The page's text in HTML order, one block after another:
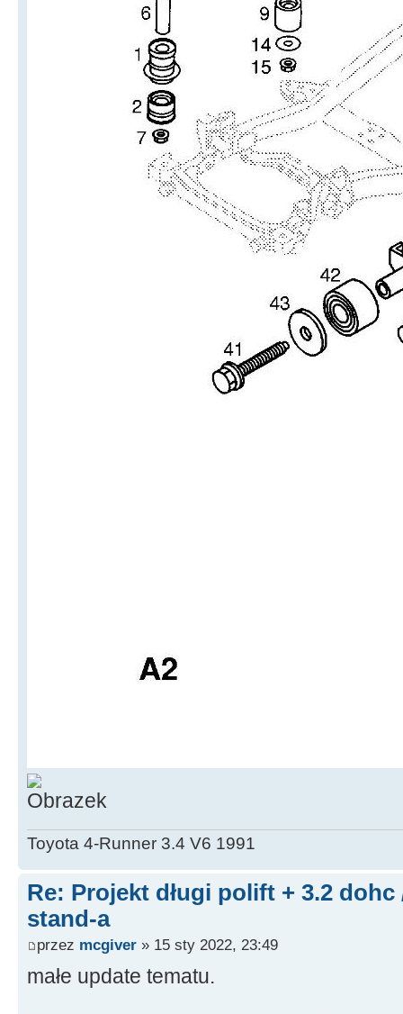
Toyota 4-Runner 3.4 V6 1991
Re: Projekt długi polift + 3.2 dohc
stand-a
przez mcgiver » 15 sty 2022, 23:49
małe update tematu.